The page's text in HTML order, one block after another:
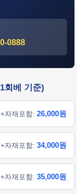
0888
회베 기준)
자재포함: 26,000원
자재포함: 34,000원
자재포함: 35,000원